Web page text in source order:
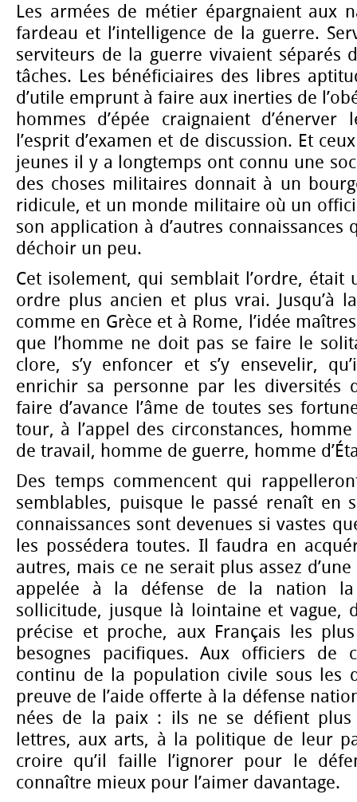
Les armées de métier épargnaient aux
fardeau et l’intelligence de la guerre.
serviteurs de la guerre vivaient séparés
tâches. Les bénéficiaires des libres
d’utile emprunt à faire aux inerties de
hommes d’épée craignaient
l’esprit d’examen et de discussion. Et
jeunes il y a longtemps ont connu une
des choses militaires donnait à un
ridicule, et un monde militaire où un
son application à d’autres connaissances
déchoir un peu.
Cet isolement, qui semblait l’ordre, était
ordre plus ancien et plus vrai. Jusqu’à
comme en Grèce et à Rome, l’idée
que l’homme ne doit pas se faire le
clore, s’y enfoncer et s’y ensevelir,
enrichir sa personne par les diversités
faire d’avance l’âme de toutes ses
tour, à l’appel des circonstances,
de travail, homme de guerre, homme
Des temps commencent qui
semblables, puisque le passé renaît en
connaissances sont devenues si vastes
les possédera toutes. Il faudra en
autres, mais ce ne serait plus assez d’une
appelée à la défense de la nation
sollicitude, jusque là lointaine et vague,
précise et proche, aux Français les
besognes pacifiques. Aux officiers de
continu de la population civile sous les
preuve de l’aide offerte à la défense
nées de la paix : ils ne se défient plus
lettres, aux arts, à la politique de leur
croire qu’il faille l’ignorer pour le
connaître mieux pour l’aimer davantage.